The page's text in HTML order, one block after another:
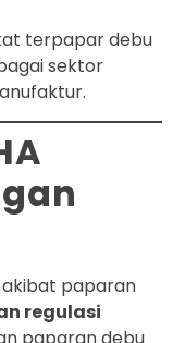
terpapar debu
sektor
akibat paparan
regulasi